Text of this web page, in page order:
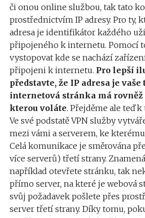
či onou online službou, tak tato
prostřednictvím IP adresy. Pro ty,
adresa je identifikátor každého
připojeného k internetu. Pomocí
vystopovat kde se nachází
připojeni k internetu. Pro lepší
představte, že IP adresa je
internetová stránka má rovněž
kterou voláte. Přejděme ale teď k
Ve své podstatě VPN služby
mezi vámi a serverem, ke
Celá komunikace je směrována
více serverů) třetí strany.
například otevřete stránku, tak
přímo server, na které je webová
svůj požadavek pošlete přes
server třetí strany. Díky tomu,